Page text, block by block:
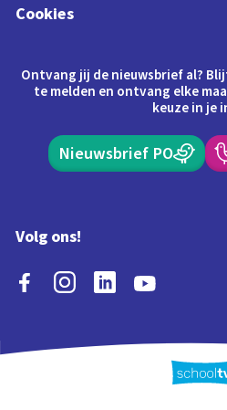
Cookies
Ontvang jij de nieuwsbrief al?
te melden en ontvang elke
keuze in je
Nieuwsbrief PO
Volg ons!